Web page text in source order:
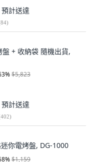
預計送達
84)
盤 + 收納袋 隨機出貨,
%$5,823
預計送達
402)
你電烤盤, DG-1000
%$1,159